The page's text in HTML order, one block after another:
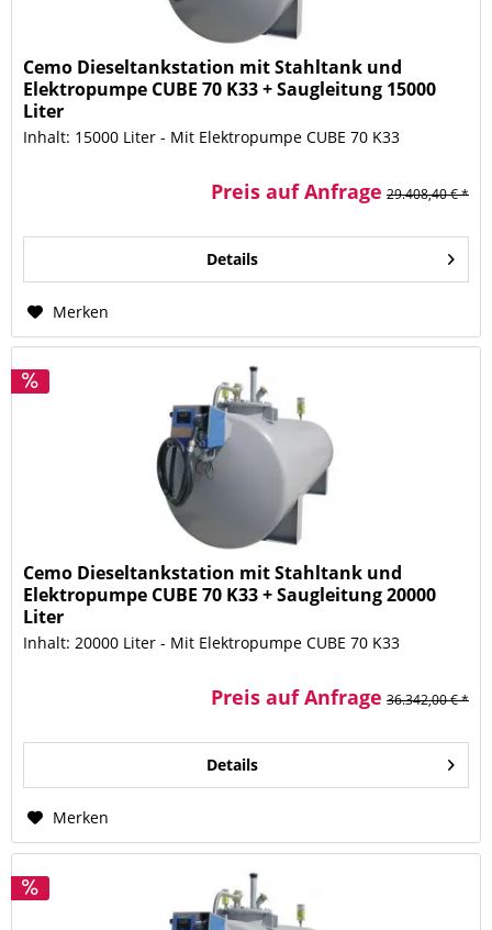
Cemo Dieseltankstation mit Stahltank und
Elektropumpe CUBE 70 K33 + Saugleitung 15000
Liter
Inhalt: 15000 Liter - Mit Elektropumpe CUBE 70 K33
Preis auf Anfrage 29.408,40 € *
Details
Merken
Cemo Dieseltankstation mit Stahltank und
Elektropumpe CUBE 70 K33 + Saugleitung 20000
Liter
Inhalt: 20000 Liter - Mit Elektropumpe CUBE 70 K33
Preis auf Anfrage 36.342,00 € *
Details
Merken